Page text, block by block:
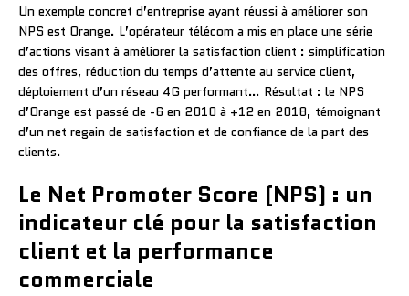
Un exemple concret d’entreprise ayant réussi à améliorer son
NPS est Orange. L’opérateur télécom a mis en place une série
d’actions visant à améliorer la satisfaction client : simplification
des offres, réduction du temps d’attente au service client,
déploiement d’un réseau 4G performant… Résultat : le NPS
d’Orange est passé de -6 en 2010 à +12 en 2018, témoignant
d’un net regain de satisfaction et de confiance de la part des
clients.
Le Net Promoter Score (NPS) : un
indicateur clé pour la satisfaction
client et la performance
commerciale